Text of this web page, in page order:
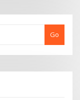
Go